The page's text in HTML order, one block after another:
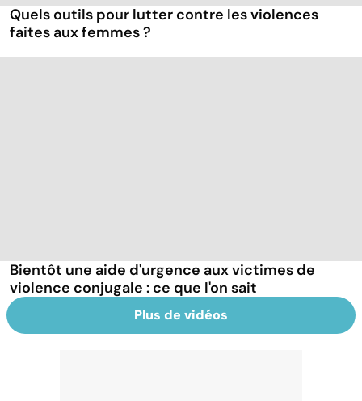
Quels outils pour lutter contre les violences
faites aux femmes ?
Bientôt une aide d'urgence aux victimes de
violence conjugale : ce que l'on sait
Plus de vidéos